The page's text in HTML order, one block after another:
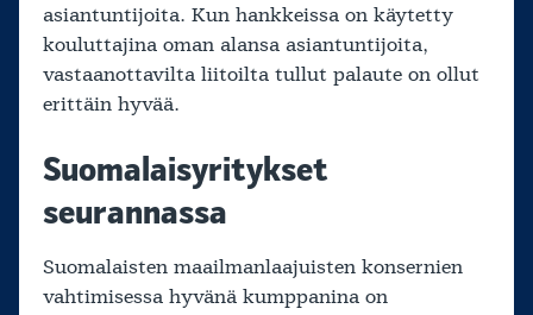
asiantuntijoita. Kun hankkeissa on käytetty
kouluttajina oman alansa asiantuntijoita,
vastaanottavilta liitoilta tullut palaute on ollut
erittäin hyvää.
Suomalaisyritykset
seurannassa
Suomalaisten maailmanlaajuisten konsernien
vahtimisessa hyvänä kumppanina on